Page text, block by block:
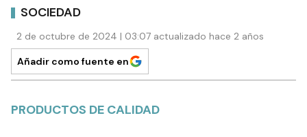
SOCIEDAD
2 de octubre de 2024 | 03:07 actualizado hace 2 años
Añadir como fuente en
PRODUCTOS DE CALIDAD